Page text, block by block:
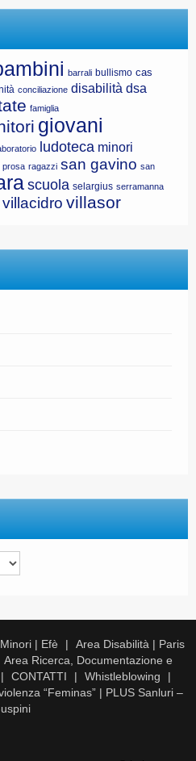
barrali bullismo cas
conciliazione disabilità dsa
famiglia
giovani
ludoteca minori
prosa ragazzi san gavino san
scuola selargius serramanna
villacidro villasor
| Efè
Area Disabilità | Paris
Area Ricerca, Documentazione e
CONTATTI
Whistleblowing
“Feminas” | PLUS Sanluri –